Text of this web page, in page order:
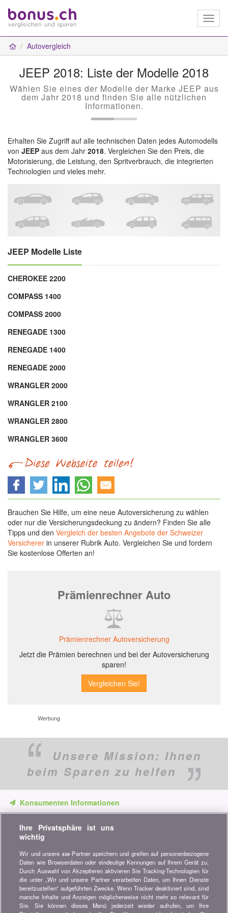
Autovergleich
JEEP 2018: Liste der Modelle 2018
Wählen Sie eines der Modelle der Marke JEEP aus
dem Jahr 2018 und finden Sie alle nützlichen
Informationen.
Erhalten Sie Zugriff auf alle technischen Daten jedes Automodells
von JEEP aus dem Jahr 2018. Vergleichen Sie den Preis, die
Motorisierung, die Leistung, den Spritverbrauch, die integrierten
Technologien und vieles mehr.
JEEP Modelle Liste
CHEROKEE 2200
COMPASS 1400
COMPASS 2000
RENEGADE 1300
RENEGADE 1400
RENEGADE 2000
WRANGLER 2000
WRANGLER 2100
WRANGLER 2800
WRANGLER 3600
Brauchen Sie Hilfe, um eine neue Autoversicherung zu wählen
oder nur die Versicherungsdeckung zu ändern? Finden Sie alle
Tipps und den Vergleich der besten Angebote der Schweizer
Versicherer in unserer Rubrik Auto. Vergleichen Sie und fordern
Sie kostenlose Offerten an!
Prämienrechner Auto
Prämienrechner Autoversicherung
Jetzt die Prämien berechnen und bei der Autoversicherung
sparen!
Werbung
Unsere Mission: Ihnen
beim Sparen zu helfen
Konsumenten Informationen
unsere Vergleiche, Ratschläge und Tipps in den Bereichen
Versicherung, Finanzen, Konsumgüter und vieles mehr...
Newsletter bestellen
Treten Sie unserer Community bei
Bleiben Sie auf dem neuesten Stand, finden Sie alle Ratschläge
und Tipps zum Sparen auf:
Ihre Privatsphäre ist uns
wichtig
Wir und unsere 638-Partner speichern und greifen auf personenbezogene
Daten wie Browserdaten oder eindeutige Kennungen auf Ihrem Gerät zu.
Durch Auswahl von Akzeptieren aktivieren Sie Tracking-Technologien für
die unter „Wir und unsere Partner verarbeiten Daten, um Ihnen Dienste
bereitzustellen“ aufgeführten Zwecke. Wenn Tracker deaktiviert sind, sind
manche Inhalte und Anzeigen möglicherweise nicht mehr so relevant für
Sie. Sie können dieses Menü jederzeit wieder aufrufen, um Ihre